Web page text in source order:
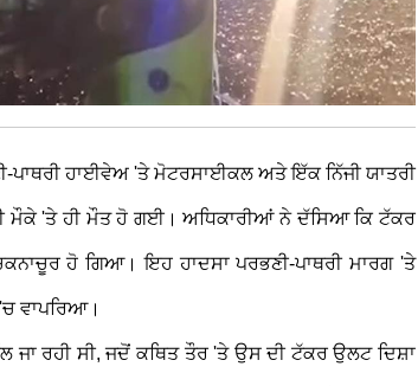
ਪਾਥਰੀ ਹਾਈਵੇਅ 'ਤੇ ਮੋਟਰਸਾਈਕਲ ਅਤੇ ਇੱਕ ਨਿੱਜੀ ਯਾਤਰੀ
ਮੌਕੇ 'ਤੇ ਹੀ ਮੌਤ ਹੋ ਗਈ। ਅਧਿਕਾਰੀਆਂ ਨੇ ਦੱਸਿਆ ਕਿ ਟੱਕਰ
ਹੋ ਗਿਆ। ਇਹ ਹਾਦਸਾ ਪਰਭਣੀ-ਪਾਥਰੀ ਮਾਰਗ 'ਤੇ
ਵਾਪਰਿਆ।
ਜਾ ਰਹੀ ਸੀ, ਜਦੋਂ ਕਥਿਤ ਤੌਰ 'ਤੇ ਉਸ ਦੀ ਟੱਕਰ ਉਲਟ ਦਿਸ਼ਾ